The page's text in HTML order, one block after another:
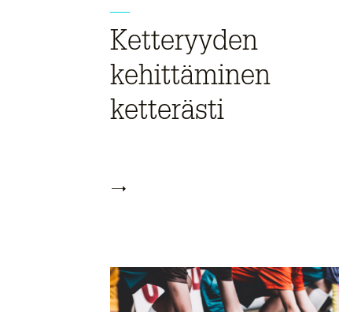
Ketteryyden
kehittäminen
ketterästi